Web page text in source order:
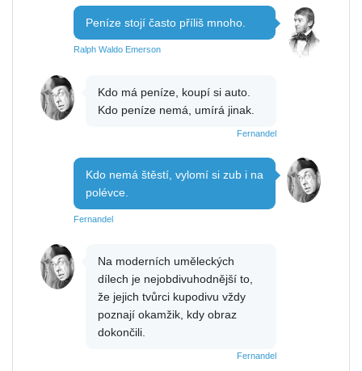
Peníze stojí často příliš mnoho.
Ralph Waldo Emerson
Kdo má peníze, koupí si auto.
Kdo peníze nemá, umírá jinak.
Fernandel
Kdo nemá štěstí, vylomí si zub i na
polévce.
Fernandel
Na moderních uměleckých
dílech je nejobdivuhodnější to,
že jejich tvůrci kupodivu vždy
poznají okamžik, kdy obraz
dokončili.
Fernandel